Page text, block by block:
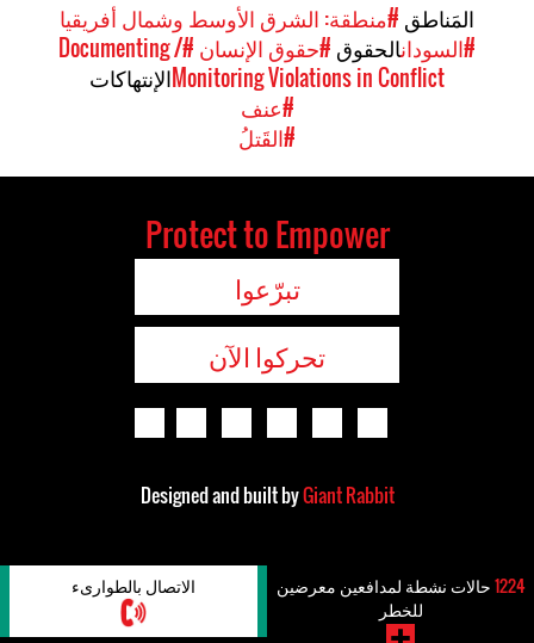
المَناطق #منطقة: الشرق الأوسط وشمال أفريقيا
#السودانالحقوق #حقوق الإنسان #Documenting /
Monitoring Violations in Conflictالإنتهاكات
#عنف
#القَتلُ
Protect to Empower
تبرّعوا
تحركوا الآن
Designed and built byGiant Rabbit
الاتصال بالطوارىء 1224حالات نشطة لمدافعين معرضين
للخطر